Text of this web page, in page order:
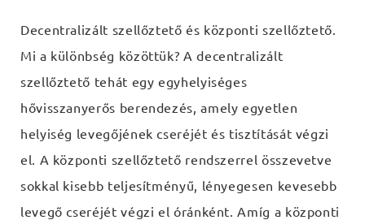
Decentralizált szellőztető és központi szellőztető.
Mi a különbség közöttük? A decentralizált
szellőztető tehát egy egyhelyiséges
hővisszanyerős berendezés, amely egyetlen
helyiség levegőjének cseréjét és tisztítását végzi
el. A központi szellőztető rendszerrel összevetve
sokkal kisebb teljesítményű, lényegesen kevesebb
levegő cseréjét végzi el óránként. Amíg a központi